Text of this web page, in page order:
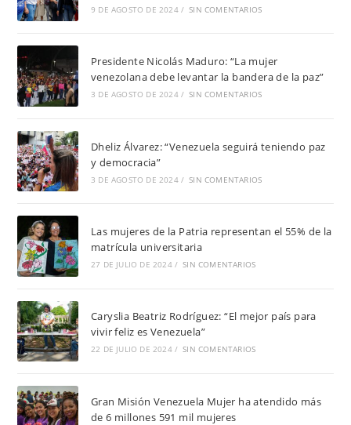
9 DE AGOSTO DE 2024 / SIN COMENTARIOS
Presidente Nicolás Maduro: “La mujer
venezolana debe levantar la bandera de la paz”
3 DE AGOSTO DE 2024 / SIN COMENTARIOS
Dheliz Álvarez: “Venezuela seguirá teniendo paz
y democracia”
3 DE AGOSTO DE 2024 / SIN COMENTARIOS
Las mujeres de la Patria representan el 55% de la
matrícula universitaria
27 DE JULIO DE 2024 / SIN COMENTARIOS
Caryslia Beatriz Rodríguez: “El mejor país para
vivir feliz es Venezuela”
22 DE JULIO DE 2024 / SIN COMENTARIOS
Gran Misión Venezuela Mujer ha atendido más
de 6 millones 591 mil mujeres